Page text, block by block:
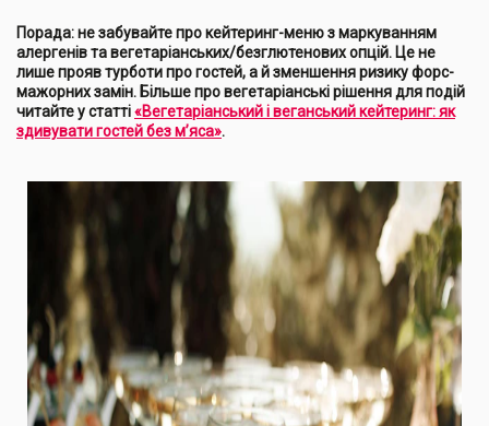
Порада: не забувайте про кейтеринг-меню з маркуванням
алергенів та вегетаріанських/безглютенових опцій. Це не
лише прояв турботи про гостей, а й зменшення ризику форс-
мажорних замін. Більше про вегетаріанські рішення для подій
читайте у статті«Вегетаріанський і веганський кейтеринг: як
здивувати гостей без м’яса».